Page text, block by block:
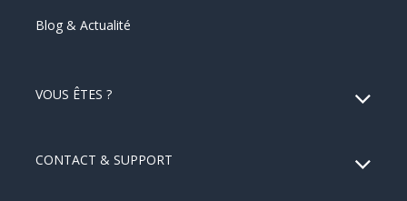
Blog & Actualité
VOUS ÊTES ?
CONTACT & SUPPORT